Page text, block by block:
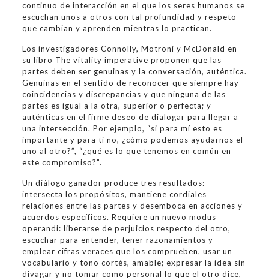
continuo de interacción en el que los seres humanos se
escuchan unos a otros con tal profundidad y respeto
que cambian y aprenden mientras lo practican.
Los investigadores Connolly, Motroni y McDonald en
su libro The vitality imperative proponen que las
partes deben ser genuinas y la conversación, auténtica.
Genuinas en el sentido de reconocer que siempre hay
coincidencias y discrepancias y que ninguna de las
partes es igual a la otra, superior o perfecta; y
auténticas en el firme deseo de dialogar para llegar a
una intersección. Por ejemplo, “si para mí esto es
importante y para ti no, ¿cómo podemos ayudarnos el
uno al otro?”, “¿qué es lo que tenemos en común en
este compromiso?”.
Un diálogo ganador produce tres resultados:
intersecta los propósitos, mantiene cordiales
relaciones entre las partes y desemboca en acciones y
acuerdos específicos. Requiere un nuevo modus
operandi: liberarse de perjuicios respecto del otro,
escuchar para entender, tener razonamientos y
emplear cifras veraces que los comprueben, usar un
vocabulario y tono cortés, amable; expresar la idea sin
divagar y no tomar como personal lo que el otro dice,